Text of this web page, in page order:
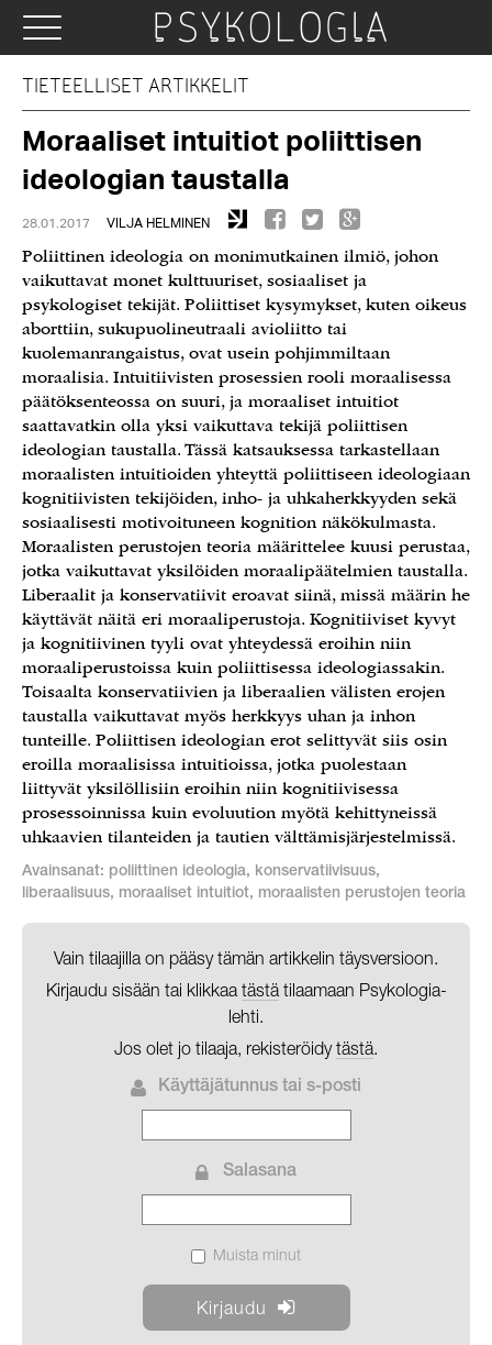
TIETEELLISET ARTIKKELIT
Moraaliset intuitiot poliittisen
ideologian taustalla
28.01.2017 VILJA HELMINEN
Poliittinen ideologia on monimutkainen ilmiö, johon
vaikuttavat monet kulttuuriset, sosiaaliset ja
psykologiset tekijät. Poliittiset kysymykset, kuten oikeus
aborttiin, sukupuolineutraali avioliitto tai
kuolemanrangaistus, ovat usein pohjimmiltaan
moraalisia. Intuitiivisten prosessien rooli moraalisessa
päätöksenteossa on suuri, ja moraaliset intuitiot
saattavatkin olla yksi vaikuttava tekijä poliittisen
ideologian taustalla. Tässä katsauksessa tarkastellaan
moraalisten intuitioiden yhteyttä poliittiseen ideologiaan
kognitiivisten tekijöiden, inho- ja uhkaherkkyyden sekä
sosiaalisesti motivoituneen kognition näkökulmasta.
Moraalisten perustojen teoria määrittelee kuusi perustaa,
jotka vaikuttavat yksilöiden moraalipäätelmien taustalla.
Liberaalit ja konservatiivit eroavat siinä, missä määrin he
käyttävät näitä eri moraaliperustoja. Kognitiiviset kyvyt
ja kognitiivinen tyyli ovat yhteydessä eroihin niin
moraaliperustoissa kuin poliittisessa ideologiassakin.
Toisaalta konservatiivien ja liberaalien välisten erojen
taustalla vaikuttavat myös herkkyys uhan ja inhon
tunteille. Poliittisen ideologian erot selittyvät siis osin
eroilla moraalisissa intuitioissa, jotka puolestaan
liittyvät yksilöllisiin eroihin niin kognitiivisessa
prosessoinnissa kuin evoluution myötä kehittyneissä
uhkaavien tilanteiden ja tautien välttämisjärjestelmissä.
Avainsanat: poliittinen ideologia, konservatiivisuus,
liberaalisuus, moraaliset intuitiot, moraalisten perustojen teoria
Vain tilaajilla on pääsy tämän artikkelin täysversioon.
Kirjaudu sisään tai klikkaa tästätilaamaan Psykologia-
lehti.
Jos olet jo tilaaja, rekisteröidytästä.
Käyttäjätunnus tai s-posti
Salasana
Muista minut